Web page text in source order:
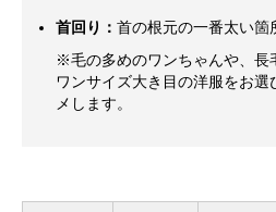
首回り： 首の根元の一番太い箇
※毛の多めのワンちゃんや、長
ワンサイズ大き目の洋服をお選
メします。